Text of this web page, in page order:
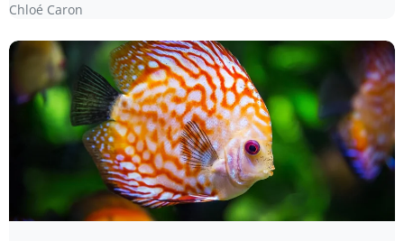
Chloé Caron